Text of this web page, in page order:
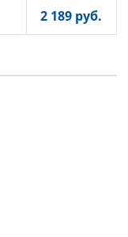
2 189 руб.